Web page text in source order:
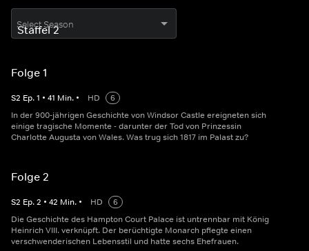
Select Season
Folge 1
S2 Ep.1 • 41 Min. • HD
6
In der 900-jährigen Geschichte von Windsor Castle ereigneten sich
einige tragische Momente - darunter der Tod von Prinzessin
Charlotte Augusta von Wales. Was trug sich 1817 im Palast zu?
Folge 2
S2 Ep.2 • 42 Min. • HD
6
Die Geschichte des Hampton Court Palace ist untrennbar mit König
Heinrich VIII. verknüpft. Der berüchtigte Monarch pflegte einen
verschwenderischen Lebensstil und hatte sechs Ehefrauen.